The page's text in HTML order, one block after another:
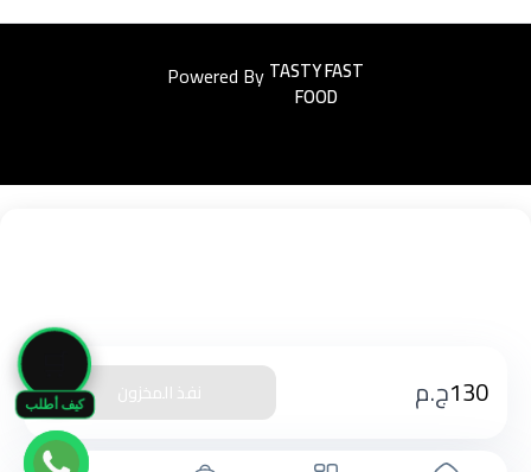
كيف أطلب 130ج.م نفذ المخزون
Powered ByEasyorders